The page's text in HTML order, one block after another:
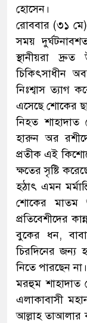
হোসেন।
রোববার (৩১
সময়
স্থানীয়রা
চিকিৎসাধীন
নিঃশ্বাস ত্যাগ
এসেছে শোকের
নিহত শাহাদাত
হারুন অর
প্রতীক এই
ক্ষতের সৃষ্টি
হঠাৎ এমন
শোকের মাতম
প্রতিবেশীদের
বুকের ধন,
চিরদিনের জন্য
নিতে পারছেন না।
মরহুম শাহাদাত
এলাকাবাসী
আল্লাহ তাআলার